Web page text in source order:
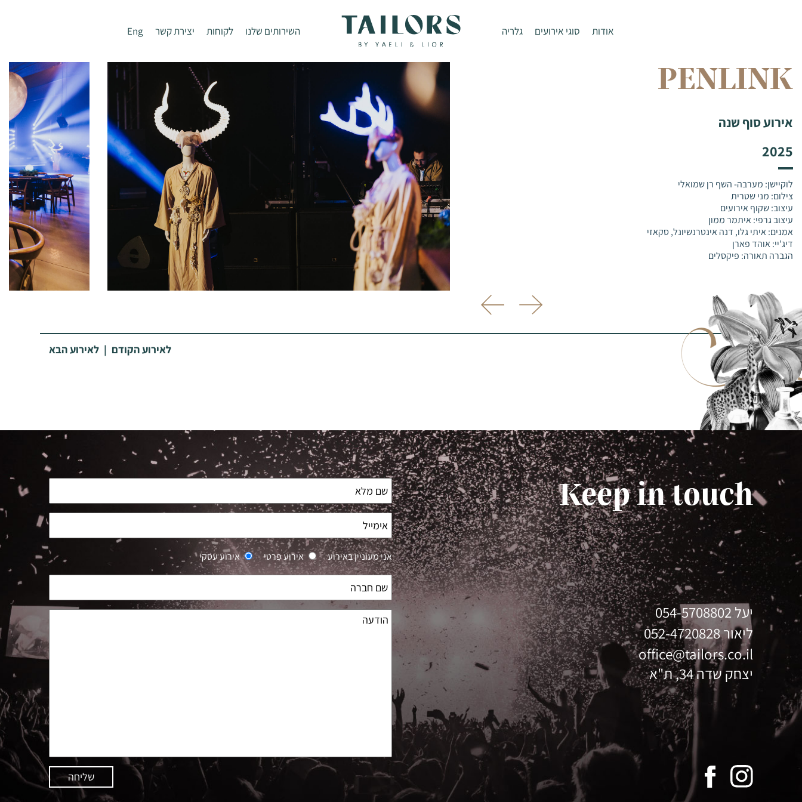
אודות סוגי אירועים גלריה השירותים שלנו לקוחות יצירת קשר Eng
PENLINK
אירוע סוף שנה
2025
לוקיישן: מערבה- השף רן שמואלי
צילום: מני שטרית
עיצוב: שקוף אירועים
עיצוב גרפי: איתמר ממון
אמנים: איתי גלו, דנה אינטרנשיונל, סקאזי
דיג'יי: אוהד פארן
הגברה תאורה: פיקסלים
לאירוע הקודם | לאירוע הבא
Keep in touch
יעל054-5708802
ליאור052-4720828
office@tailors.co.il
יצחק שדה 34, ת"א
אירוע עסקי אירוע פרטי אני מעוניין באירוע